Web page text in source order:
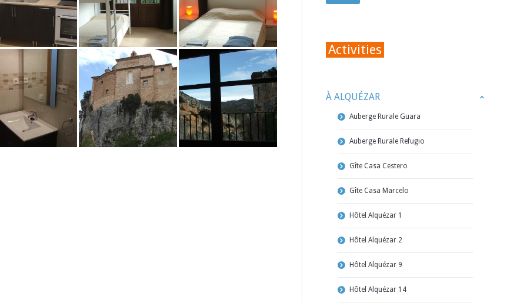
Activities
À ALQUÉZAR
Auberge Rurale Guara
Auberge Rurale Refugio
Gîte Casa Cestero
Gîte Casa Marcelo
Hôtel Alquézar 1
Hôtel Alquézar 2
Hôtel Alquézar 9
Hôtel Alquézar 14